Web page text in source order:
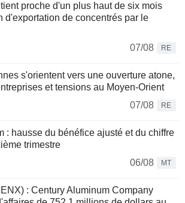
proche d'un plus haut de six mois
d'exportation de concentrés par le
07/08
RE
s'orientent vers une ouverture atone,
et tensions au Moyen-Orient
07/08
RE
: hausse du bénéfice ajusté et du chiffre
trimestre
06/08
MT
: Century Aluminum Company